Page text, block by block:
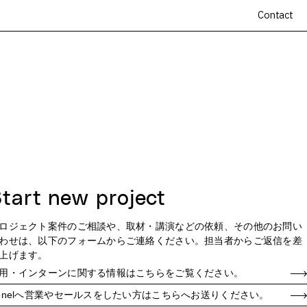
Contact
new project
ジェクト案件のご相談や、取材・講演などの依頼、その他のお問い
せは、以下のフォームからご連絡ください。担当者からご返信を差
げます。
・インターンに関する情報はこちらをご覧ください。
へ営業やセールスをしたい方はこちらへお送りください。